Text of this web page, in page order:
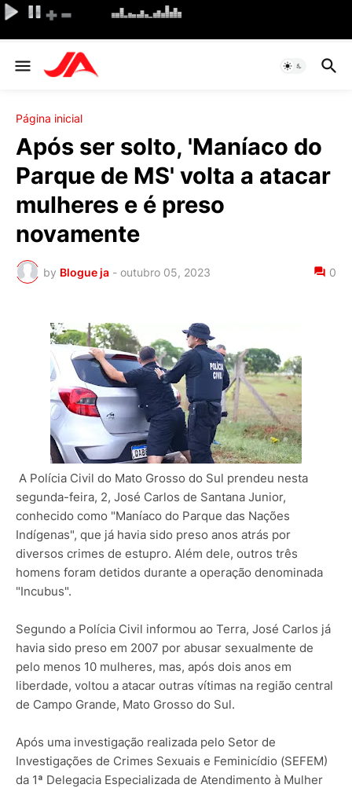
Página inicial
Após ser solto, 'Maníaco do
Parque de MS' volta a atacar
mulheres e é preso
novamente
by Blogue ja - outubro 05, 2023 0
A Polícia Civil do Mato Grosso do Sul prendeu nesta
segunda-feira, 2, José Carlos de Santana Junior,
conhecido como "Maníaco do Parque das Nações
Indígenas", que já havia sido preso anos atrás por
diversos crimes de estupro. Além dele, outros três
homens foram detidos durante a operação denominada
"Incubus".
Segundo a Polícia Civil informou ao Terra, José Carlos já
havia sido preso em 2007 por abusar sexualmente de
pelo menos 10 mulheres, mas, após dois anos em
liberdade, voltou a atacar outras vítimas na região central
de Campo Grande, Mato Grosso do Sul.
Após uma investigação realizada pelo Setor de
Investigações de Crimes Sexuais e Feminicídio (SEFEM)
da 1ª Delegacia Especializada de Atendimento à Mulher